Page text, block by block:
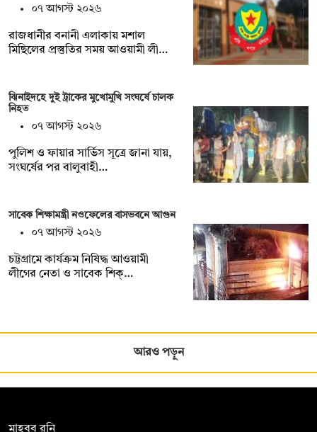
০৭ আগস্ট ২০২৬
রাজধানীর বনানী এলাকায় মশাল
মিছিলের প্রস্তুতির সময় আওয়ামী লী…
ঝিনাইদহে দুই ট্রাকের মুখোমুখি সংঘর্ষে চালক
নিহত
০৭ আগস্ট ২০২৬
পুলিশ ও ফায়ার সার্ভিস সূত্রে জানা যায়,
সংঘর্ষের পর বালুবাহী…
সাবেক শিক্ষামন্ত্রী নওফেলের বাসভবনে আগুন
০৭ আগস্ট ২০২৬
চট্টগ্রামে কার্যক্রম নিষিদ্ধ আওয়ামী
লীগের নেতা ও সাবেক শিক্…
আরও পড়ুন
মাহবুব রনি